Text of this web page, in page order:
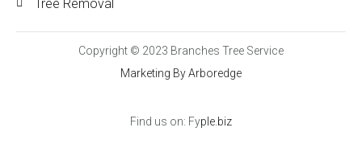
Tree Removal
Copyright © 2023 Branches Tree Service
Marketing By Arboredge
Find us on: Fyple.biz